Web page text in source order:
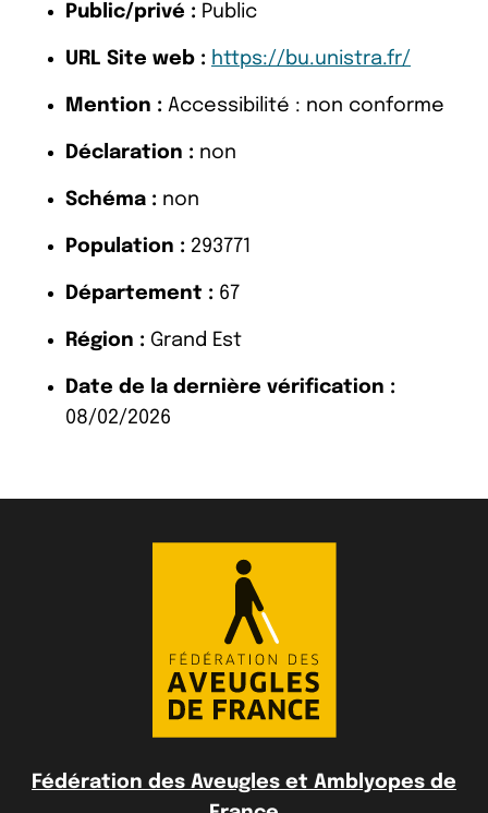
Public/privé : Public
URL Site web : https://bu.unistra.fr/
Mention : Accessibilité : non conforme
Déclaration : non
Schéma : non
Population : 293771
Département : 67
Région : Grand Est
Date de la dernière vérification :
08/02/2026
Fédération des Aveugles et Amblyopes de